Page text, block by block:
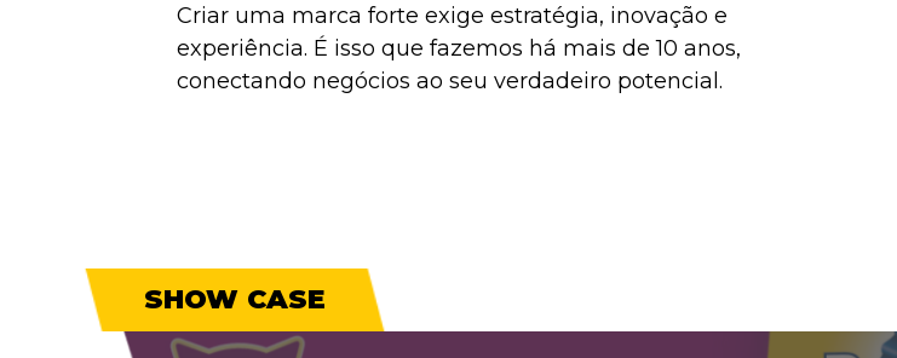
Criar uma marca forte exige estratégia, inovação e
experiência. É isso que fazemos há mais de 10 anos,
conectando negócios ao seu verdadeiro potencial.
SHOW CASE